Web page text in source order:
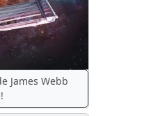
James Webb